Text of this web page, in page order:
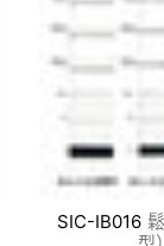
SIC-IB016